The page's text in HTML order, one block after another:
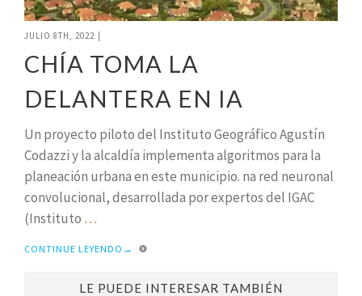
JULIO 8TH, 2022
CHÍA TOMA LA
DELANTERA EN IA
Un proyecto piloto del Instituto Geográfico Agustín
Codazzi y la alcaldía implementa algoritmos para la
planeación urbana en este municipio. na red neuronal
convolucional, desarrollada por expertos del IGAC
(Instituto …
CONTINUE LEYENDO →
LE PUEDE INTERESAR TAMBIÉN